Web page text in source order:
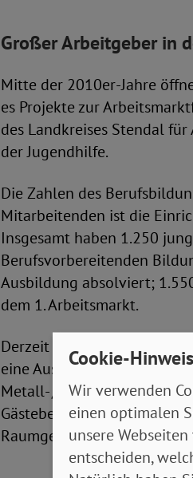
Großer Arbeitgeber in
Mitte der 2010er-Jahre
es Projekte zur
des Landkreises Stendal
der Jugendhilfe.
Die Zahlen des
Mitarbeitenden ist die
Insgesamt haben 1.250
Berufsvorbereitenden
Ausbildung absolviert;
dem 1. Arbeitsmarkt.
Derzeit nehmen 55
eine Ausbildung in einem
Metall- / Kfz-, Holz- und
Gästebetreuung,
Raumgestaltung sowie
Cookie-
Wir verwenden
einen optimalen
unsere
entscheiden,